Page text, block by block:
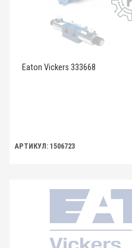
Eaton Vickers 333668
АРТИКУЛ: 1506723